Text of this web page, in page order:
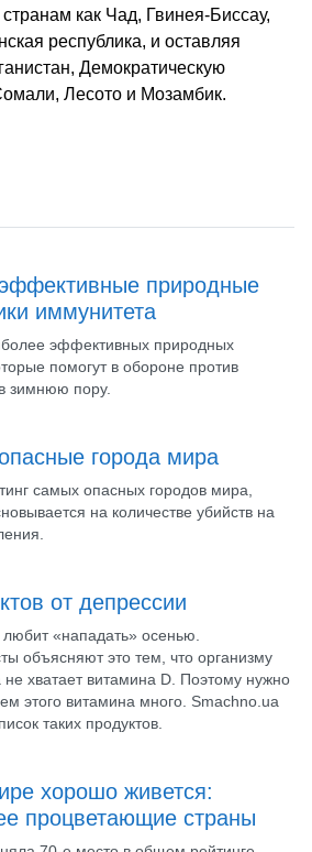
как Чад, Гвинея-Биссау,
республика, и оставляя
Демократическую
Лесото и Мозамбик.
природные
иммунитета
эффективных природных
помогут в обороне против
зимнюю пору.
города мира
самых опасных городов мира,
на количестве убийств на
от депрессии
«нападать» осенью.
объясняют это тем, что организму
не хватает витамина D. Поэтому нужно
этого витамина много. Smachno.ua
таких продуктов.
хорошо живется:
процветающие страны